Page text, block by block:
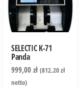
SELECTIC K-71
Panda
999,00zł (812,20zł
netto)